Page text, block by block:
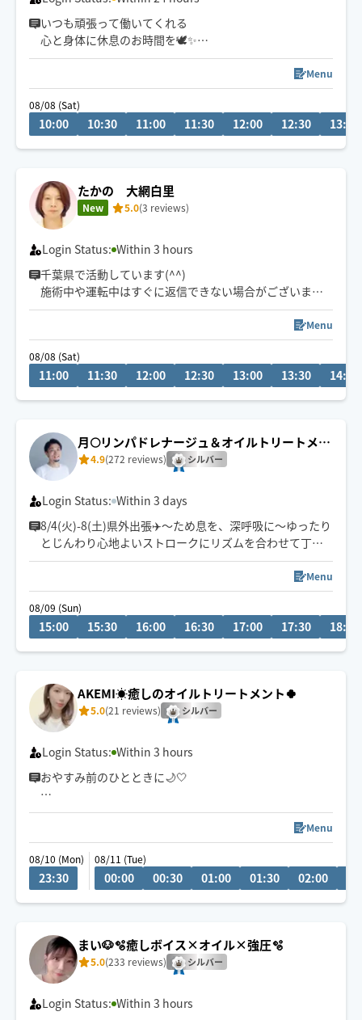
いつも頑張って働いてくれる
心と身体に休息のお時間を🕊️✨
オーダーメイドの施術をご提供🫧
弱め〜強めまで柔軟に
本来の身体の軽さをご体感ください🫧
心も身体も同時に整うトリートメントで
明日からもまた頑張れますように🌿
お日にち・お時間のご相談は
お気軽にメッセージをお願い致します🤝
Menu
08/08 (Sat)
10:00 10:30 11:00 11:30 12:00 12:30 13:00
たかの 大網白里
New 5.0(3 reviews)
Login Status: Within 3 hours
千葉県で活動しています(^^)
施術中や運転中はすぐに返信できない場合がございま
す。必ずお返事させていただきますので少々お待ち下さ
Menu
08/08 (Sat)
11:00 11:30 12:00 12:30 13:00 13:30 14:00
月🌕リンパドレナージュ＆オイルトリートメン
ト4.9(272 reviews) シルバー
Login Status: Within 3 days
8/4(火)-8(土)県外出張✈️〜ため息を、深呼吸に〜ゆったり
とじんわり心地よいストロークにリズムを合わせて丁寧
にほぐします💆‍♀ストレス/不眠/ホルモンバランス・自律神
経の乱れ/不定愁訴/冷え/乾燥/浮腫み/便秘/PMS等の悩み
お任せください💪働くお忙しい方、専業主婦さん、子育
て中のママさん、学生さんからのご予約が増えてます✨施
術中お子さまやペットがそばにいてももちろんOKです🙆‍♀
Menu
08/09 (Sun)
15:00 15:30 16:00 16:30 17:00 17:30 18:00
AKEMI☀️癒しのオイルトリートメント🍀
5.0(21 reviews) シルバー
Login Status: Within 3 hours
おやすみ前のひとときに🌙🤍
ゆったりとした心地よい圧で、お身体をほぐしながら心
オイル・もみほぐし・ヘッド・ストレッチを組み合わ
せ、お身体に合わせたオーダーメイドのケアを🌿
Menu
08/10 (Mon)
23:30
08/11 (Tue)
00:00 00:30 01:00 01:30 02:00
まい🐶🫧癒しボイス×オイル×強圧🫧
5.0(233 reviews) シルバー
Login Status: Within 3 hours